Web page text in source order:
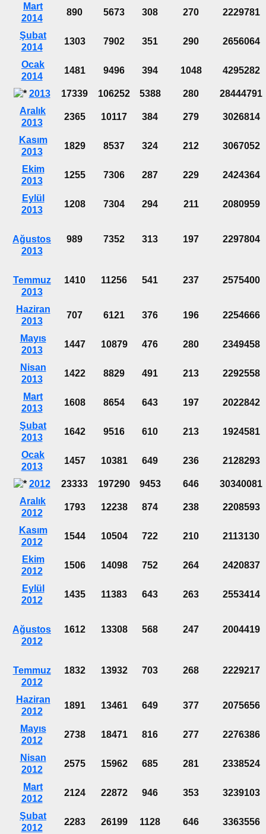
Mart
2014
890 5673 308 270 2229781
Şubat
2014
1303 7902 351 290 2656064
Ocak
2014
1481 9496 394 1048 4295282
2013 17339 106252 5388 280
28444791
Aralık
2013
2365 10117 384 279 3026814
Kasım
2013
1829 8537 324 212 3067052
Ekim
2013
1255 7306 287 229 2424364
Eylül
2013
1208 7304 294 211 2080959
Ağustos
2013
989 7352 313 197 2297804
Temmuz
2013
1410 11256 541 237 2575400
Haziran
2013
707 6121 376 196 2254666
Mayıs
2013
1447 10879 476 280 2349458
Nisan
2013
1422 8829 491 213 2292558
Mart
2013
1608 8654 643 197 2022842
Şubat
2013
1642 9516 610 213 1924581
Ocak
2013
1457 10381 649 236 2128293
2012 23333 197290 9453 646
30340081
Aralık
2012
1793 12238 874 238 2208593
Kasım
2012
1544 10504 722 210 2113130
Ekim
2012
1506 14098 752 264 2420837
Eylül
2012
1435 11383 643 263 2553414
Ağustos
2012
1612 13308 568 247 2004419
Temmuz
2012
1832 13932 703 268 2229217
Haziran
2012
1891 13461 649 377 2075656
Mayıs
2012
2738 18471 816 277 2276386
Nisan
2012
2575 15962 685 281 2338524
Mart
2012
2124 22872 946 353 3239103
Şubat
2012
2283 26199 1128 646 3363556